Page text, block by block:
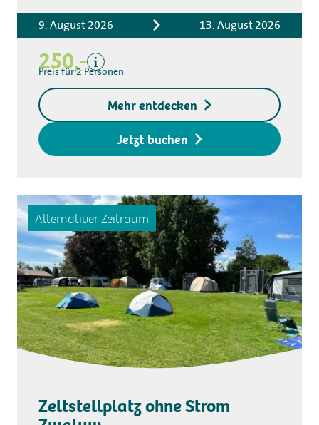
9. August 2026 13. August 2026
250,-
Übernachtungskosten
Kaution für
Zugangsschlüssel € 20,-
Preis für 2 Personen
Mehr entdecken
Jetzt buchen
Alternativer Zeitraum
Zeltstellplatz ohne Strom